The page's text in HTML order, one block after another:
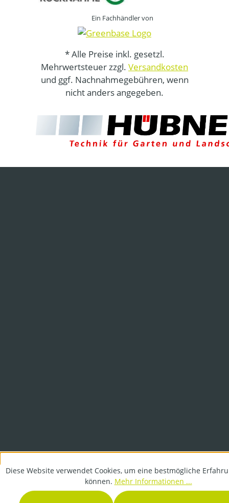
Ein Fachhändler von
* Alle Preise inkl. gesetzl.
Mehrwertsteuer zzgl. Versandkosten
und ggf. Nachnahmegebühren, wenn
nicht anders angegeben.
Diese Website verwendet Cookies, um eine bestmögliche
können. Mehr Informationen ...